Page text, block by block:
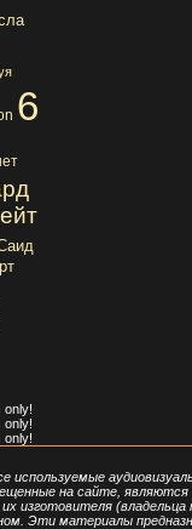
6
only!
only!
only!
используемые
на сайте, являются
изготовителя (владельца
Эти материалы